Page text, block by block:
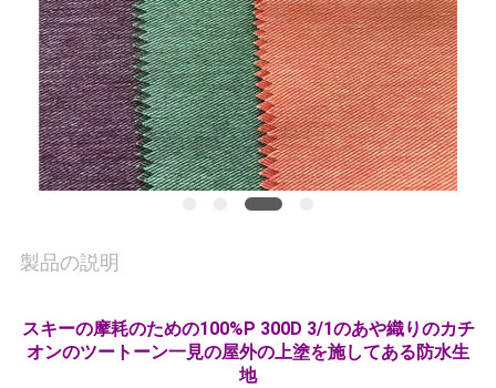
し
さ
製品の説明
スキーの摩耗のための100%P 300D 3/1のあや織りのカチ
オンのツートーン一見の屋外の上塗を施してある防水生
地